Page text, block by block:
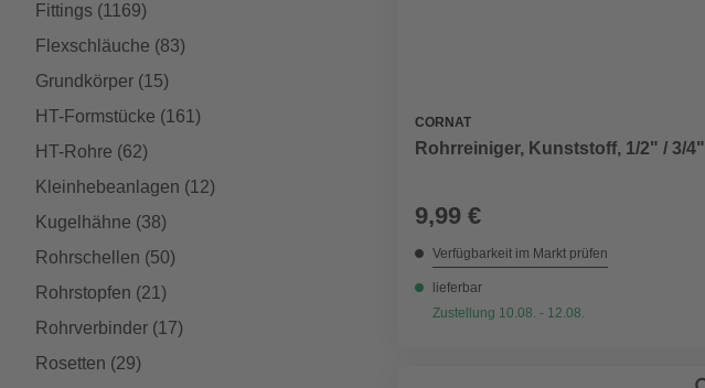
Fittings (1169)
Flexschläuche (83)
Grundkörper (15)
HT-Formstücke (161)
HT-Rohre (62)
Kleinhebeanlagen (12)
Kugelhähne (38)
Rohrschellen (50)
Rohrstopfen (21)
Rohrverbinder (17)
Rosetten (29)
CORNAT
Rohrreiniger, Kunststoff, 1/2" / 3/4"
9,99 €
Verfügbarkeit im Markt prüfen
lieferbar
Zustellung 10.08. - 12.08.